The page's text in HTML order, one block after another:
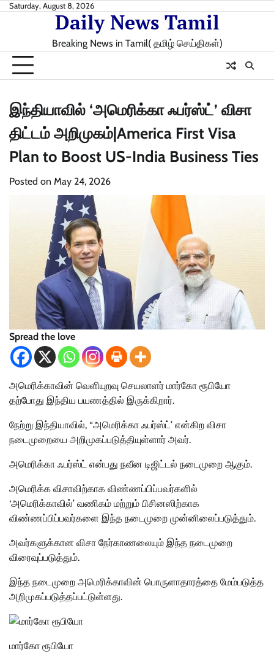
SkipSaturday, August 8, 2026
Daily News Tamil
Breaking News in Tamil( தமிழ் செய்திகள்)
இந்தியாவில் ‘அமெரிக்கா ஃபர்ஸ்ட்’ விசா
திட்டம் அறிமுகம்|America First Visa
Plan to Boost US-India Business Ties
Posted on May 24, 2026
Spread the love
அமெரிக்காவின் வெளியுறவு செயலாளர் மார்கோ ரூபியோ
தற்போது இந்திய பயணத்தில் இருக்கிறார்.
நேற்று இந்தியாவில், “அமெரிக்கா ஃபர்ஸ்ட்’ என்கிற விசா
நடைமுறையை அறிமுகப்படுத்தியுள்ளார் அவர்.
அமெரிக்கா ஃபர்ஸ்ட்‌ என்பது நவீன டிஜிட்டல் நடைமுறை ஆகும்.
அமெரிக்க விசாவிற்காக விண்ணப்பிப்பவர்களில்
‘அமெரிக்காவில்’ வணிகம் மற்றும் பிசினஸிற்காக
விண்ணப்பிப்பவர்களை இந்த நடைமுறை முன்னிலைப்படுத்தும்.
அவர்களுக்கான விசா நேர்காணலையும் இந்த நடைமுறை
விரைவுப்படுத்தும்.
இந்த நடைமுறை அமெரிக்காவின் பொருளாதாரத்தை மேம்படுத்த
அறிமுகப்படுத்தப்பட்டுள்ளது.
மார்கோ ரூபியோ